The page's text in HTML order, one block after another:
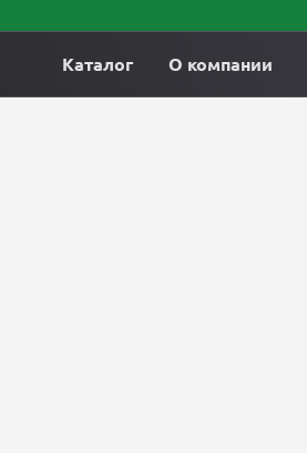
Каталог О компании